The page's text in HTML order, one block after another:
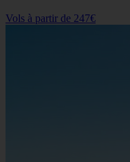
Vols à partir de 247€